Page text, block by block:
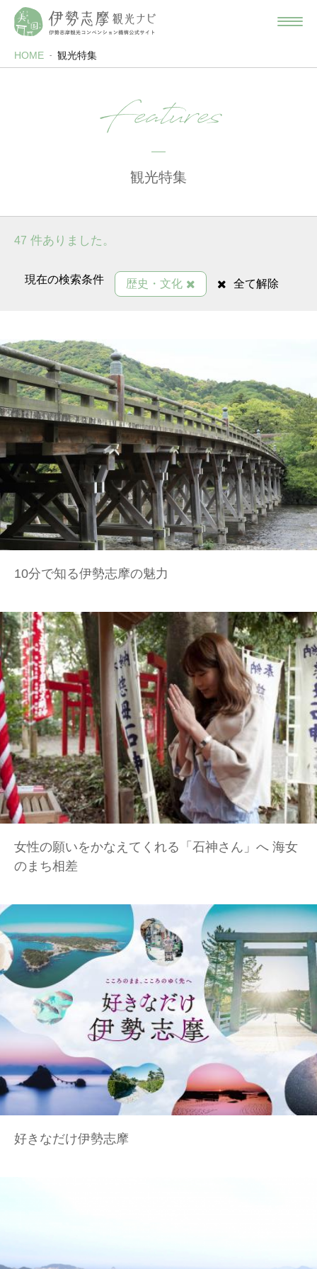
HOME 観光特集
Features
観光特集
47 件ありました。
現在の検索条件 歴史・文化 全て解除
10分で知る伊勢志摩の魅力
女性の願いをかなえてくれる「石神さん」へ 海女
のまち相差
好きなだけ伊勢志摩